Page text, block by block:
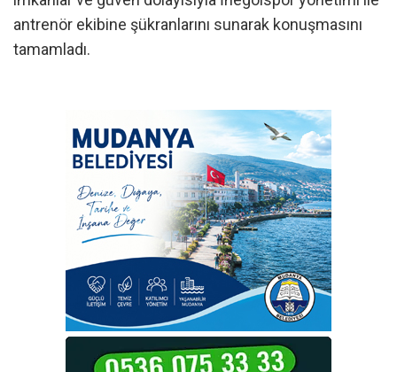
antrenör ekibine şükranlarını sunarak konuşmasını
tamamladı.